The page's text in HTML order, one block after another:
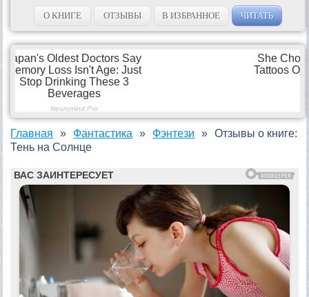
О КНИГЕ ОТЗЫВЫ В ИЗБРАННОЕ ЧИТАТЬ
Главная Фантастика Фэнтези
Отзывы о книге:
Тень на Солнце